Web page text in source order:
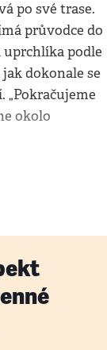
po své trase.
průvodce do
podle
dokonale se
okolo